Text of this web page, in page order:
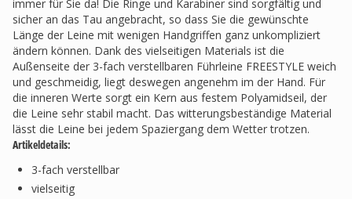
immer für Sie da! Die Ringe und Karabiner sind sorgfältig und
sicher an das Tau angebracht, so dass Sie die gewünschte
Länge der Leine mit wenigen Handgriffen ganz unkompliziert
ändern können. Dank des vielseitigen Materials ist die
Außenseite der 3-fach verstellbaren Führleine FREESTYLE weich
und geschmeidig, liegt deswegen angenehm im der Hand. Für
die inneren Werte sorgt ein Kern aus festem Polyamidseil, der
die Leine sehr stabil macht. Das witterungsbeständige Material
lässt die Leine bei jedem Spaziergang dem Wetter trotzen.
Artikeldetails:
3-fach verstellbar
vielseitig